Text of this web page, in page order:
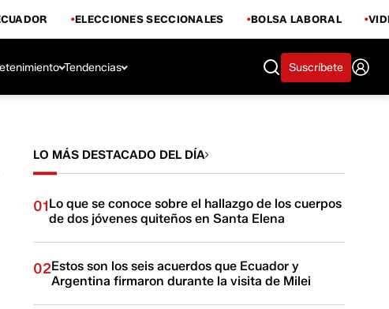
ELECCIONES SECCIONALES BOLSA LABORAL
Tendencias Suscríbete
LO MÁS DESTACADO DEL DÍA
01Lo que se conoce sobre el hallazgo de los cuerpos
de dos jóvenes quiteños en Santa Elena
02Estos son los seis acuerdos que Ecuador y
Argentina firmaron durante la visita de Milei